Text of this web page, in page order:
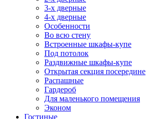
3-х дверные
4-х дверные
Особенности
Во всю стену
Встроенные шкафы-купе
Под потолок
Раздвижные шкафы-купе
Открытая секция посередине
Распашные
Гардероб
Для маленького помещения
Эконом
Гостиные